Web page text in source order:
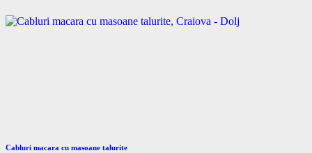
Cabluri macara cu masoane talurite